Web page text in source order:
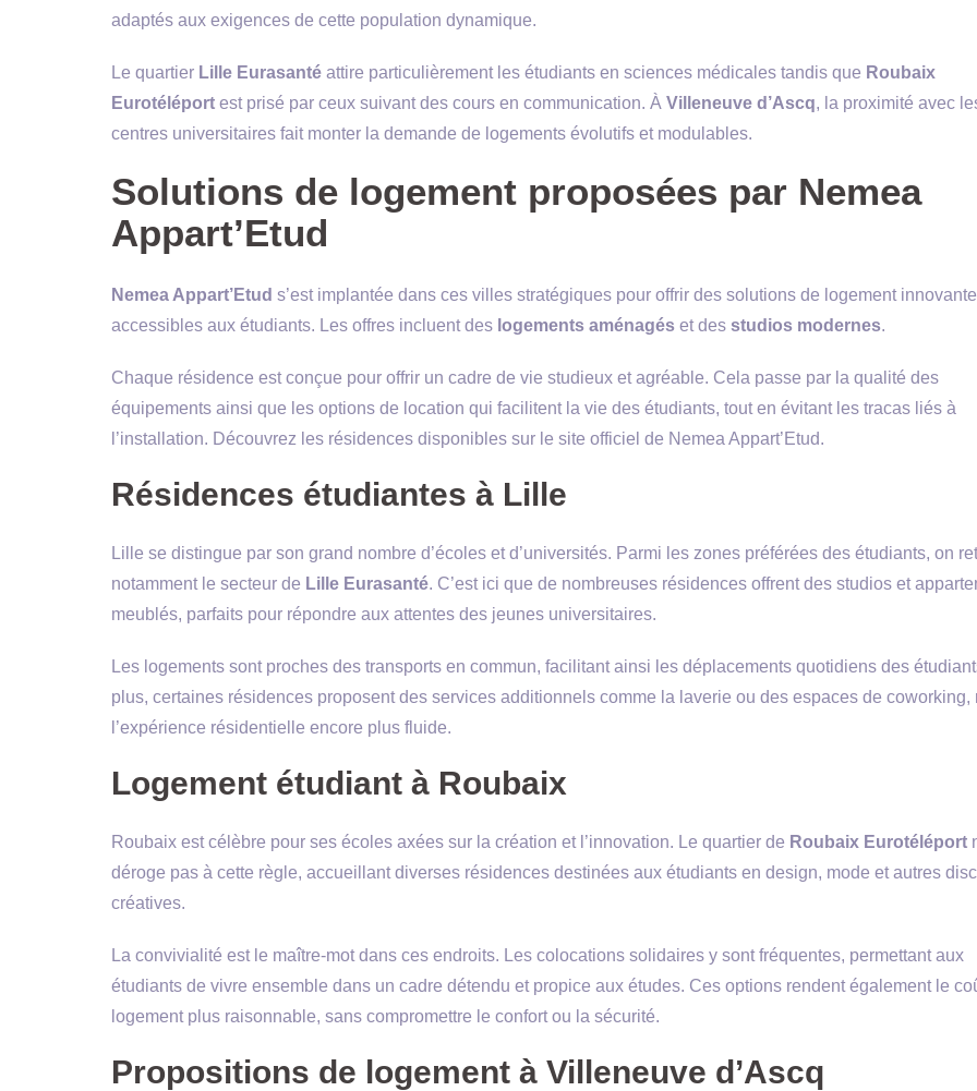
adaptés aux exigences de cette population dynamique.
Le quartier Lille Eurasanté attire particulièrement les étudiants en sciences médicales tandis que Roubaix
Eurotéléport est prisé par ceux suivant des cours en communication. À Villeneuve d’Ascq, la proximité avec
centres universitaires fait monter la demande de logements évolutifs et modulables.
Solutions de logement proposées par Nemea
Appart’Etud
Nemea Appart’Etud s’est implantée dans ces villes stratégiques pour offrir des solutions de logement
accessibles aux étudiants. Les offres incluent des logements aménagés et des studios modernes.
Chaque résidence est conçue pour offrir un cadre de vie studieux et agréable. Cela passe par la qualité des
équipements ainsi que les options de location qui facilitent la vie des étudiants, tout en évitant les tracas liés à
l’installation. Découvrez les résidences disponibles sur le site officiel de Nemea Appart’Etud.
Résidences étudiantes à Lille
Lille se distingue par son grand nombre d’écoles et d’universités. Parmi les zones préférées des étudiants, on
notamment le secteur de Lille Eurasanté. C’est ici que de nombreuses résidences offrent des studios et
meublés, parfaits pour répondre aux attentes des jeunes universitaires.
Les logements sont proches des transports en commun, facilitant ainsi les déplacements quotidiens des
plus, certaines résidences proposent des services additionnels comme la laverie ou des espaces de coworking,
l’expérience résidentielle encore plus fluide.
Logement étudiant à Roubaix
Roubaix est célèbre pour ses écoles axées sur la création et l’innovation. Le quartier de Roubaix Eurotéléport
déroge pas à cette règle, accueillant diverses résidences destinées aux étudiants en design, mode et autres
créatives.
La convivialité est le maître-mot dans ces endroits. Les colocations solidaires y sont fréquentes, permettant aux
étudiants de vivre ensemble dans un cadre détendu et propice aux études. Ces options rendent également le
logement plus raisonnable, sans compromettre le confort ou la sécurité.
Propositions de logement à Villeneuve d’Ascq